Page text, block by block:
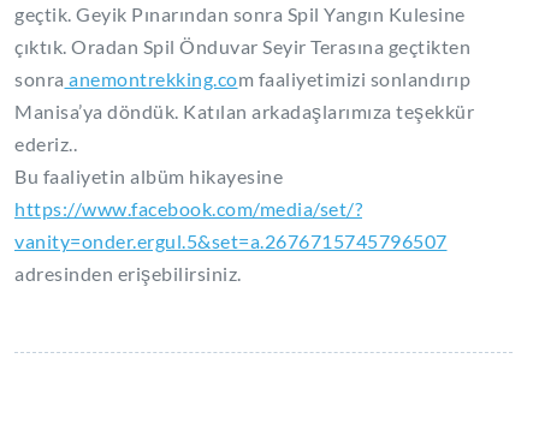
geçtik. Geyik Pınarından sonra Spil Yangın Kulesine
çıktık. Oradan Spil Önduvar Seyir Terasına geçtikten
sonra anemontrekking.com faaliyetimizi sonlandırıp
Manisa’ya döndük. Katılan arkadaşlarımıza teşekkür
ederiz..
Bu faaliyetin albüm hikayesine
https://www.facebook.com/media/set/?
vanity=onder.ergul.5&set=a.2676715745796507
adresinden erişebilirsiniz.